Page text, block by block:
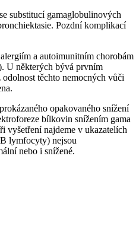
substitucí gamaglobulinových
Pozdní komplikací
a autoimunitním chorobám
U některých bývá prvním
těchto nemocných vůči
opakovaného snížení
bílkovin snížením gama
vyšetření najdeme v ukazatelích
lymfocyty) nejsou
nebo i snížené.